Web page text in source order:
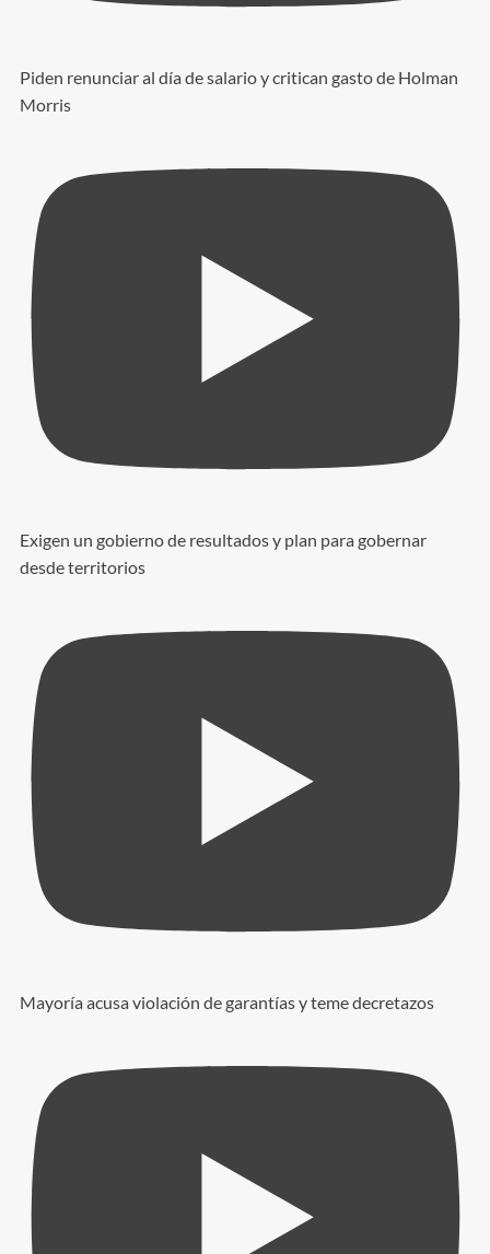
Piden renunciar al día de salario y critican gasto de Holman
Morris
Exigen un gobierno de resultados y plan para gobernar
desde territorios
Mayoría acusa violación de garantías y teme decretazos